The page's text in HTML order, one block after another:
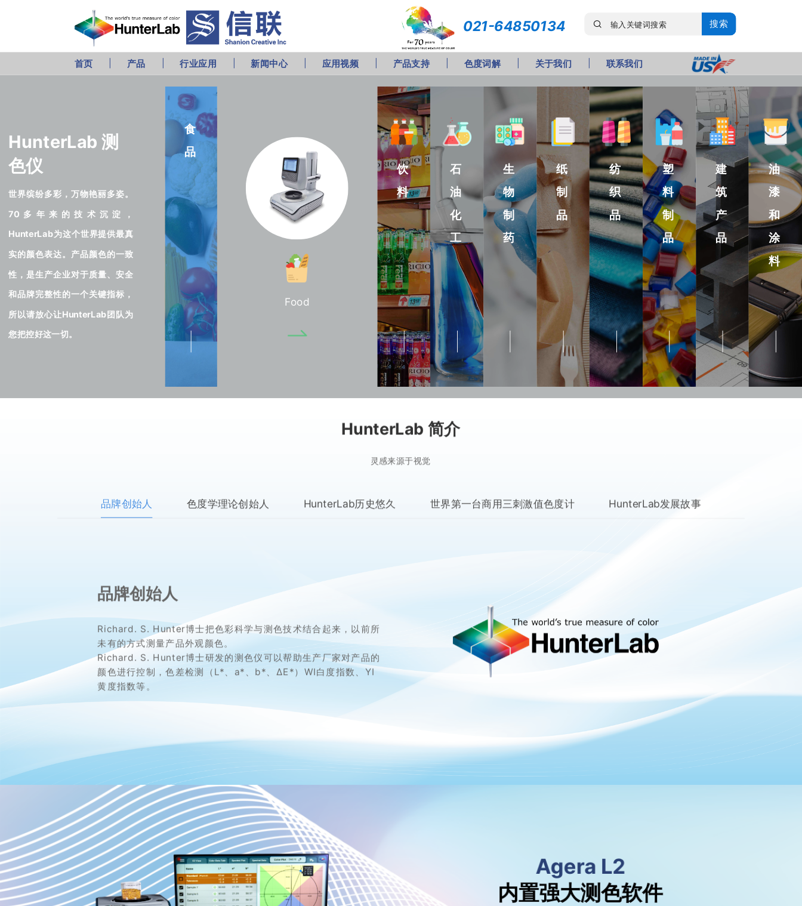
首页 产品 行业应用 新闻中心 应用视频 产品支持 色度词解 关于我们 联系我们
021-64850134 搜索
HunterLab 测
色仪
世界缤纷多彩，万物艳丽多姿。
70多年来的技术沉淀，
HunterLab为这个世界提供最真
实的颜色表达。产品颜色的一致
性，是生产企业对于质量、安全
和品牌完整性的一个关键指标，
所以请放心让HunterLab团队为
您把控好这一切。
食
品
Food
饮
料
石
油
化
工
生
物
制
药
纸
制
品
纺
织
品
塑
料
制
品
建
筑
产
品
油
漆
和
涂
料
品牌创始人 色度学理论创始人 HunterLab历史悠久 世界第一台商用三刺激值色度计 HunterLab发展故事
品牌创始人
Richard. S. Hunter博士把色彩科学与测色技术结合起来，以前所
未有的方式测量产品外观颜色。
Richard. S. Hunter博士研发的测色仪可以帮助生产厂家对产品的
颜色进行控制，色差检测（L*、a*、b*、ΔE*）WI白度指数、YI
黄度指数等。
HunterLab 简介
灵感来源于视觉
Agera L2
内置强大测色软件